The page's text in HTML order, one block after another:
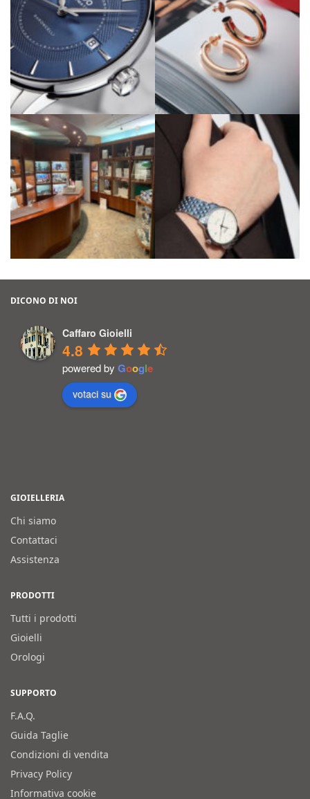
DICONO DI NOI
Caffaro Gioielli
4.8
powered by Google
votaci su
GIOIELLERIA
Chi siamo
Contattaci
Assistenza
PRODOTTI
Tutti i prodotti
Gioielli
Orologi
SUPPORTO
F.A.Q.
Guida Taglie
Condizioni di vendita
Privacy Policy
Informativa cookie